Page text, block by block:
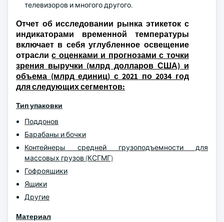
телевизоров и многого другого.
Отчет об исследовании рынка этикеток с
индикаторами временной температуры
включает в себя углубленное освещение
отраслис оценками и прогнозами с точки
зрения выручки (млрд долларов США) и
объема (млрд единиц) с 2021 по 2034 год
для следующих сегментов:
Тип упаковки
Поддонов
Барабаны и бочки
Контейнеры средней грузоподъемности для
массовых грузов (КСГМГ)
Гофроящики
Ящики
Другие
Материал